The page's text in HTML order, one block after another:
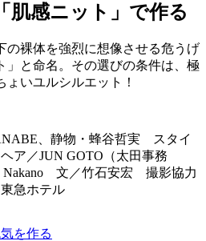
肌感ニット」で作る
の裸体を強烈に想像させる危うげ
」と命名。その選びの条件は、極
ょいユルシルエット！
、静物・蜂谷哲実 スタイ
ア／JUN GOTO（太田事務
文／竹石安宏 撮影協力
急ホテル
を作る